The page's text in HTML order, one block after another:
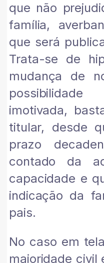
que não
família,
que será
Trata-se de
mudança de
imotivada,
titular, desde
prazo
contado da
capacidade e
indicação da
pais.
No caso em
maioridade civil